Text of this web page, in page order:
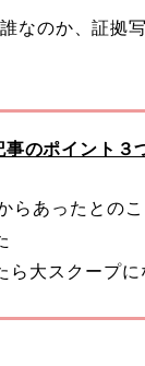
なのか、証拠
事のポイント３
らあったとのこ
ら大スクープに